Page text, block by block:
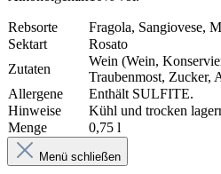
Rebsorte
Fragola, Sangiovese,
Sektart
Rosato
Zutaten
Wein (Wein,
Traubenmost, Zucker,
Allergene
Enthält SULFITE.
Hinweise
Kühl und trocken
Menge
0,75 l
Menü schließen